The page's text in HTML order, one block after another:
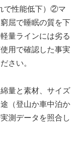
で性能低下）②マ
屈で睡眠の質を下
量ラインには劣る
用で確認した事実
さい。
量と素材、サイズ
（登山か車中泊か
測データを照合し